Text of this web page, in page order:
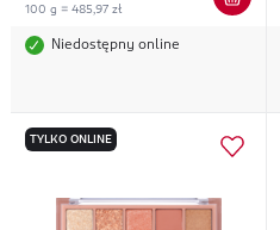
100 g = 485,97 zł
Niedostępny online
TYLKO ONLINE